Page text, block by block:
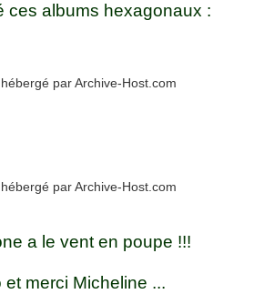
ces albums hexagonaux :
a le vent en poupe !!!
et merci Micheline ...